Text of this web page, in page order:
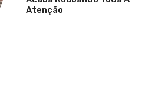
Atenção